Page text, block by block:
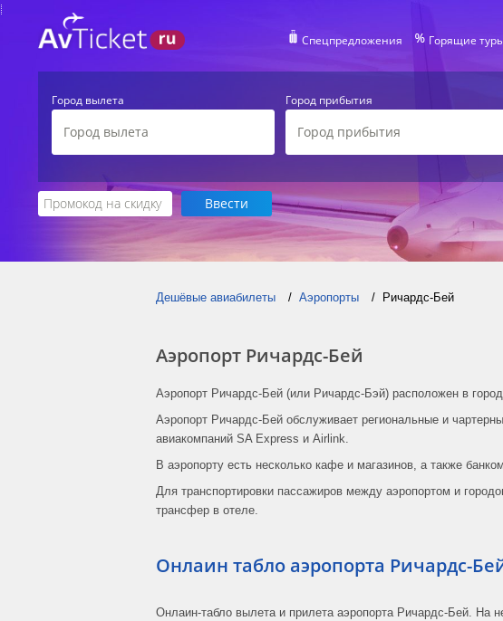
Спецпредложения Горящие
Город вылета Город прибытия
Дешёвые авиабилеты Аэропорты Ричардс-Бей
Аэропорт Ричардс-Бей
Аэропорт Ричардс-Бей (или Ричардс-Бэй) расположен в
Аэропорт Ричардс-Бей обслуживает региональные и
авиакомпаний SA Express и Airlink.
В аэропорту есть несколько кафе и магазинов, а также
Для транспортировки пассажиров между аэропортом и
трансфер в отеле.
Онлаин табло аэропорта Ричардс-
Онлаин-табло вылета и прилета аэропорта Ричардс-Бей. На